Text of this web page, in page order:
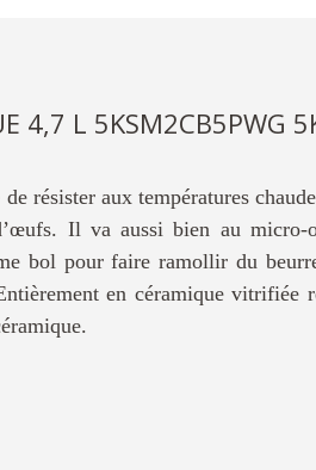
4,7 L 5KSM2CB5PWG
résister aux températures
Il va aussi bien au micro-
bol pour faire ramollir du
en céramique vitrifiée